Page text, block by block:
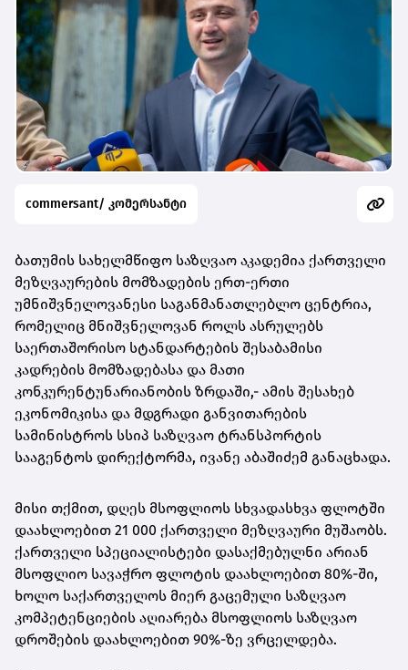
commersant/ კომერსანტი
ბათუმის სახელმწიფო საზღვაო აკადემია ქართველი
მეზღვაურების მომზადების ერთ-ერთი
უმნიშვნელოვანესი საგანმანათლებლო ცენტრია,
რომელიც მნიშვნელოვან როლს ასრულებს
საერთაშორისო სტანდარტების შესაბამისი
კადრების მომზადებასა და მათი
კონკურენტუნარიანობის ზრდაში,- ამის შესახებ
ეკონომიკისა და მდგრადი განვითარების
სამინისტროს სსიპ საზღვაო ტრანსპორტის
სააგენტოს დირექტორმა, ივანე აბაშიძემ განაცხადა.
მისი თქმით, დღეს მსოფლიოს სხვადასხვა ფლოტში
დაახლოებით 21 000 ქართველი მეზღვაური მუშაობს.
ქართველი სპეციალისტები დასაქმებულნი არიან
მსოფლიო სავაჭრო ფლოტის დაახლოებით 80%-ში,
ხოლო საქართველოს მიერ გაცემული საზღვაო
კომპეტენციების აღიარება მსოფლიოს საზღვაო
დროშების დაახლოებით 90%-ზე ვრცელდება.